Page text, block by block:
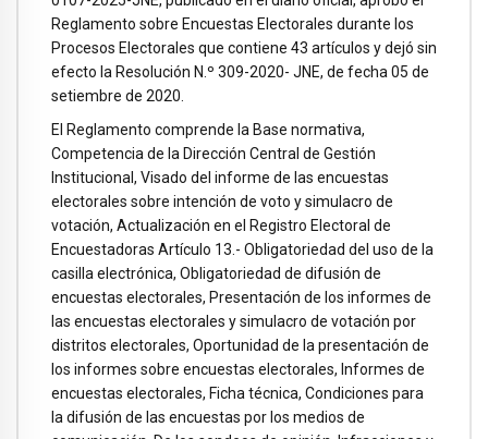
Reglamento sobre Encuestas Electorales durante los
Procesos Electorales que contiene 43 artículos y dejó sin
efecto la Resolución N.º 309-2020- JNE, de fecha 05 de
setiembre de 2020.
El Reglamento comprende la Base normativa,
Competencia de la Dirección Central de Gestión
Institucional, Visado del informe de las encuestas
electorales sobre intención de voto y simulacro de
votación, Actualización en el Registro Electoral de
Encuestadoras Artículo 13.- Obligatoriedad del uso de la
casilla electrónica, Obligatoriedad de difusión de
encuestas electorales, Presentación de los informes de
las encuestas electorales y simulacro de votación por
distritos electorales, Oportunidad de la presentación de
los informes sobre encuestas electorales, Informes de
encuestas electorales, Ficha técnica, Condiciones para
la difusión de las encuestas por los medios de